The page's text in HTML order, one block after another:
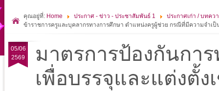
คุณอยู่ที่: Home ประกาศ - ข่าว - ประชาสัมพันธ์ 1
ประกาศเก่า / บทคว
ข้าราชการครูและบุคลากรทางการศึกษา ตำแหน่งครูผู้ช่วย กรณีที่มีความจำเ
05/06
2569
มาตรการป้องกันกา
เพื่อบรรจุและแต่งตั้ง